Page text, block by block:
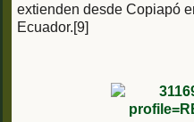
extienden desde Copiapó
Ecuador.[9]